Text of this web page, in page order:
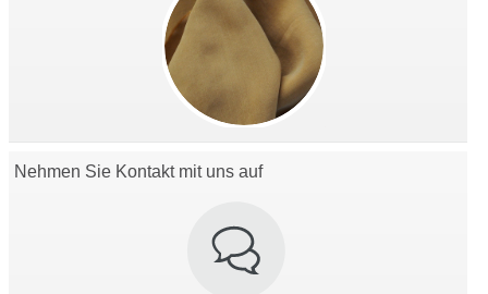
Nehmen Sie Kontakt mit uns auf